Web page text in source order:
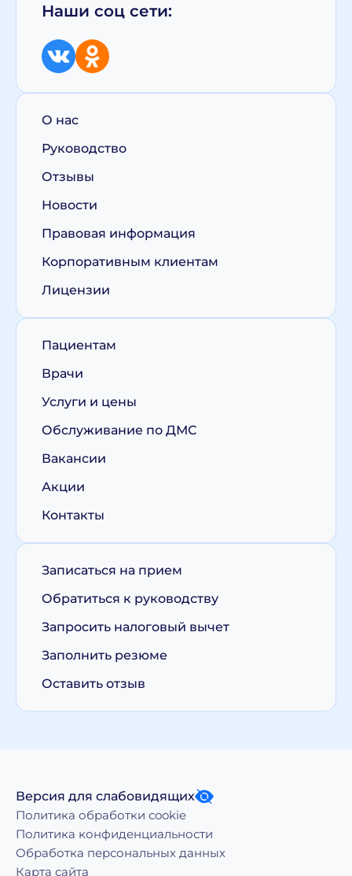
Наши соц сети:
О нас
Руководство
Отзывы
Новости
Правовая информация
Корпоративным клиентам
Лицензии
Пациентам
Врачи
Услуги и цены
Обслуживание по ДМС
Вакансии
Акции
Контакты
Записаться на прием
Обратиться к руководству
Запросить налоговый вычет
Заполнить резюме
Оставить отзыв
Версия для слабовидящих
Политика обработки cookie
Политика конфиденциальности
Обработка персональных данных
Карта сайта